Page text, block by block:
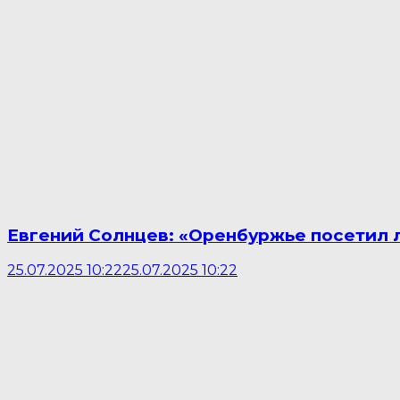
Евгений Солнцев: «Оренбуржье
25.07.2025 10:2225.07.2025 10:22